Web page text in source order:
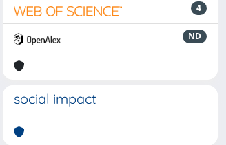
4
ND
social impact